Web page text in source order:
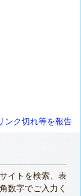
ンク切れ等を報告
イトを検索、表
数字でご入力く